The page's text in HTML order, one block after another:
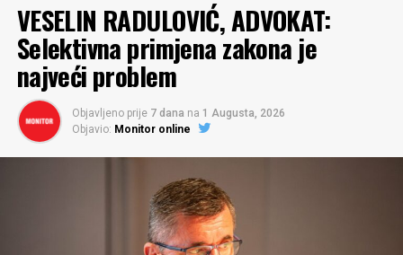
VESELIN RADULOVIĆ, ADVOKAT:
Selektivna primjena zakona je
najveći problem
Objavljeno prije 7 dana na 1 Augusta, 2026
Objavio: Monitor online